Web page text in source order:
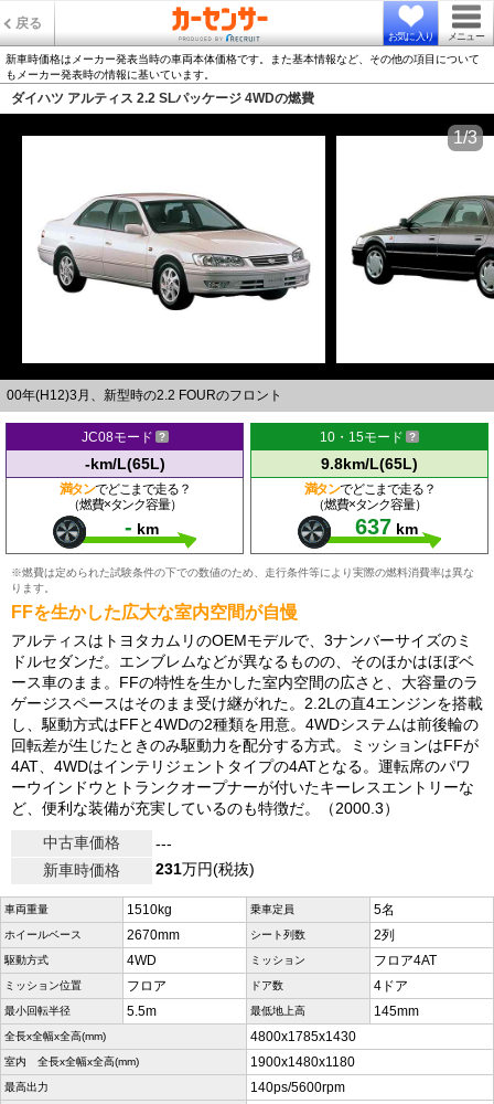
戻る
お気に入り メニュー
新車時価格はメーカー発表当時の車両本体価格です。また基本情報など、その他の項目について
もメーカー発表時の情報に基いています。
ダイハツ アルティス 2.2 SLパッケージ 4WDの燃費
00年(H12)3月、新型時の2.2 FOURのフロント
1/3
JC08モード
-km/L(65L)
満タンでどこまで走る？
（燃費×タンク容量）
- km
10・15モード
9.8km/L(65L)
満タンでどこまで走る？
（燃費×タンク容量）
637 km
※燃費は定められた試験条件の下での数値のため、走行条件等により実際の燃料消費率は異な
ります。
FFを生かした広大な室内空間が自慢
アルティスはトヨタカムリのOEMモデルで、3ナンバーサイズのミ
ドルセダンだ。エンブレムなどが異なるものの、そのほかはほぼベ
ース車のまま。FFの特性を生かした室内空間の広さと、大容量のラ
ゲージスペースはそのまま受け継がれた。2.2Lの直4エンジンを搭載
し、駆動方式はFFと4WDの2種類を用意。4WDシステムは前後輪の
回転差が生じたときのみ駆動力を配分する方式。ミッションはFFが
4AT、4WDはインテリジェントタイプの4ATとなる。運転席のパワ
ーウインドウとトランクオープナーが付いたキーレスエントリーな
ど、便利な装備が充実しているのも特徴だ。（2000.3）
中古車価格
---
新車時価格
231万円(税抜)
車両重量 1510kg 乗車定員 5名
ホイールベース 2670mm シート列数 2列
駆動方式 4WD ミッション フロア4AT
ミッション位置 フロア ドア数 4ドア
最小回転半径 5.5m 最低地上高 145mm
全長x全幅x全高(mm) 4800x1785x1430
室内 全長x全幅x全高(mm) 1900x1480x1180
最高出力 140ps/5600rpm